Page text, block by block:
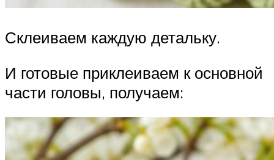
Склеиваем каждую детальку.
И готовые приклеиваем к основной
части головы, получаем: